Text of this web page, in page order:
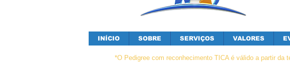
INÍCIO SOBRE SERVIÇOS VALORES
*O Pedigree com reconhecimento TICA é válido a partir da